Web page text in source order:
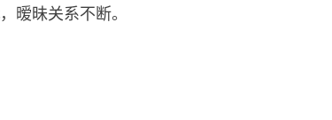
，暧昧关系不断。